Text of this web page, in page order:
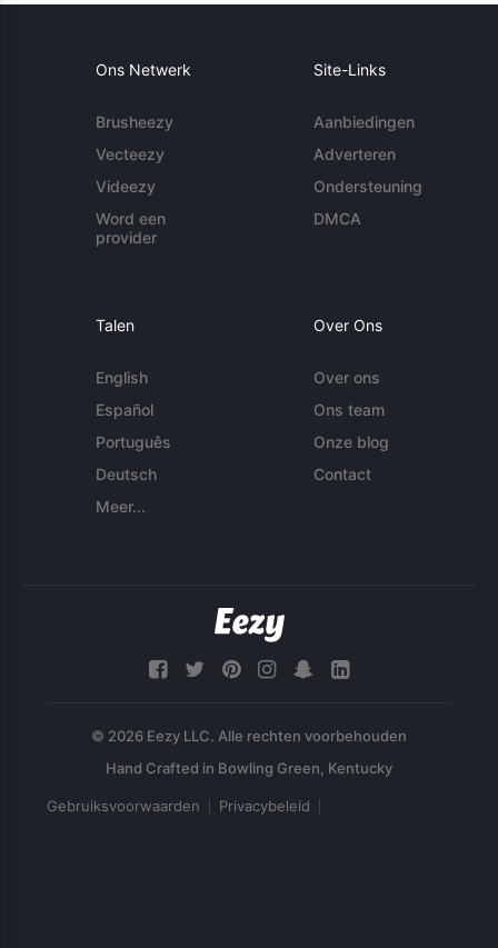
Ons Netwerk
Brusheezy
Vecteezy
Videezy
Word een
provider
Site-Links
Aanbiedingen
Adverteren
Ondersteuning
DMCA
Talen
English
Español
Português
Deutsch
Meer...
Over Ons
Over ons
Ons team
Onze blog
Contact
© 2026 Eezy LLC. Alle rechten voorbehouden
Gebruiksvoorwaarden Privacybeleid